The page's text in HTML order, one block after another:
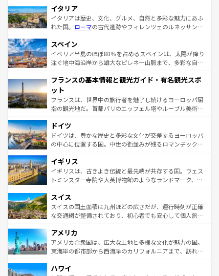
イタリア
イタリアは歴史、文化、グルメ、自然と多彩な魅力にあふ
れた国。 ローマの古代遺跡やフィレンツェのルネッサンス
ろん、トスカーナの美しい田園風景やアマルフィ海岸の絶
景など、自然景観も見逃せない。観光の合間には、本場の
ピザやパスタなど、絶品のイタリア料理を堪能することも
ませてくれるイタリアで、忘れられない旅をしてみよう！
なお、新着のイタリア情報は
しい。
スペイン
イベリア半島のほぼ80％を占めるスペインは、太陽が降り
注ぐ地中海沿岸から雄大なピレネー山脈まで、多彩な自然
文化が根付くこの国では、情熱的なフラメンコ、熱気あふ
れる闘牛、そして美味しいタパスが生活の一部となってい
る。首都マドリードの洗練された雰囲気や、バルセロナの
アートに溢れた街角から、地方では古代ローマ遺跡や中世
せる。地方によって風土や気候が異なるスペインはその個
性で訪れる人を魅了する。 なお、新着のスペイン情報は コ
ンテンツ一覧を参照してほしい。
フランスの基本情報と観光ガイド・有名観光スポ
ット
フランスは、世界中の旅行者を魅了し続けるヨーロッパ屈
指の観光地だ。首都パリのエッフェル塔やルーブル美術館
で、幅広い魅力が詰まっている。華麗な宮殿、歴史的な大
聖堂、美しいビーチ、そして豊かな自然が、訪れる者を心
から魅了する。また、フランスは美食の国としても知ら
いる。シャンパンの発祥地であるランス、プロヴァンスの
香り高いラベンダー畑など、多彩な楽しみ方が可能だ。さ
らに、パリ以外の地域にも魅力が溢れており、どの街角に
れる地方に足を運ぶとそれぞれで全く異なる文化を体験で
きるだろう。 なお、新着のフランス情報はコンテンツ一覧
を参照してほしい。
ドイツ
ドイツは、豊かな歴史と多彩な文化が交差するヨーロッパ
の中心に位置する国。中世の街並みが残るロマンチック街
顔を持つこの国は、どこを歩いても飽きることがない。ベ
ルリンの文化的活気、バイエルン州のアルプスの絶景、そ
してライン川沿いのワイン畑といった風景は必見。ビール
は、お酒好きな人にはぜひ体験してほしい。 なお、新着の
ドイツ情報はコンテンツ一覧を参照してほしい。
イギリス
イギリスは、古きよき伝統と最先端が共存する国。ウェス
トミンスター寺院や大英博物館のようなランドマーク、歴
リアごとに異なる魅力がある。また、優雅なアフタヌーン
ティー、ビール好きにはたまらない英国パブ、サッカー観
戦など、本場だからこそできる体験も豊富。イギリスを旅
ンツ一覧を参照してほしい。
スイス
スイスの国土面積は九州ほどの広さだが、運行時刻が正確
な交通網が整備されており、初心者でも安心して個人旅行
の建物がそのまま残る町や、スイスならではのユニークな
博物館もあり、アルプス観光だけでなく町歩きも満喫する
ことができる。国民の所得が高いため物価も高いが、旅行
ば市内交通費無料で観光を楽しむこともできる。 なお、新
アメリカ
アメリカ合衆国は、広大な土地と多様な文化が魅力の国。
東海岸の都市部から西海岸のカリフォルニアまで、訪れる
のような巨大都市は、観光、ショッピング、エンターテイ
ハワイ